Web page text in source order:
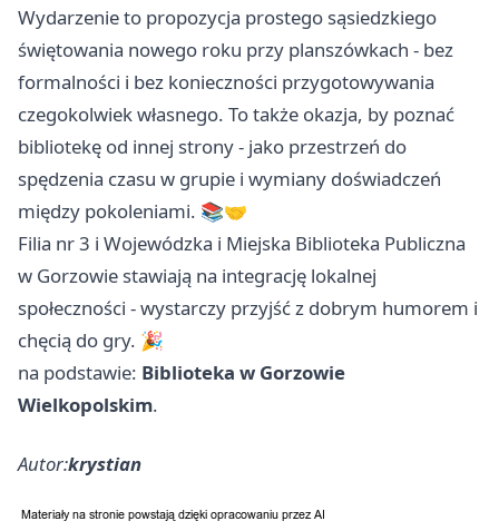
Wydarzenie to propozycja prostego sąsiedzkiego
świętowania nowego roku przy planszówkach - bez
formalności i bez konieczności przygotowywania
czegokolwiek własnego. To także okazja, by poznać
bibliotekę od innej strony - jako przestrzeń do
spędzenia czasu w grupie i wymiany doświadczeń
między pokoleniami. 📚🤝
Filia nr 3 i Wojewódzka i Miejska Biblioteka Publiczna
w Gorzowie stawiają na integrację lokalnej
społeczności - wystarczy przyjść z dobrym humorem i
chęcią do gry. 🎉
na podstawie: Biblioteka w Gorzowie
Wielkopolskim.
Autor:krystian